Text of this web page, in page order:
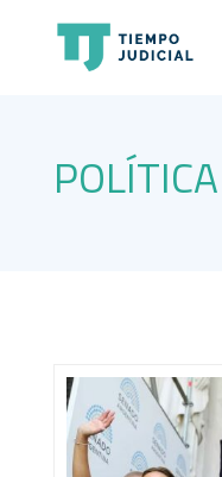
POLÍTICA